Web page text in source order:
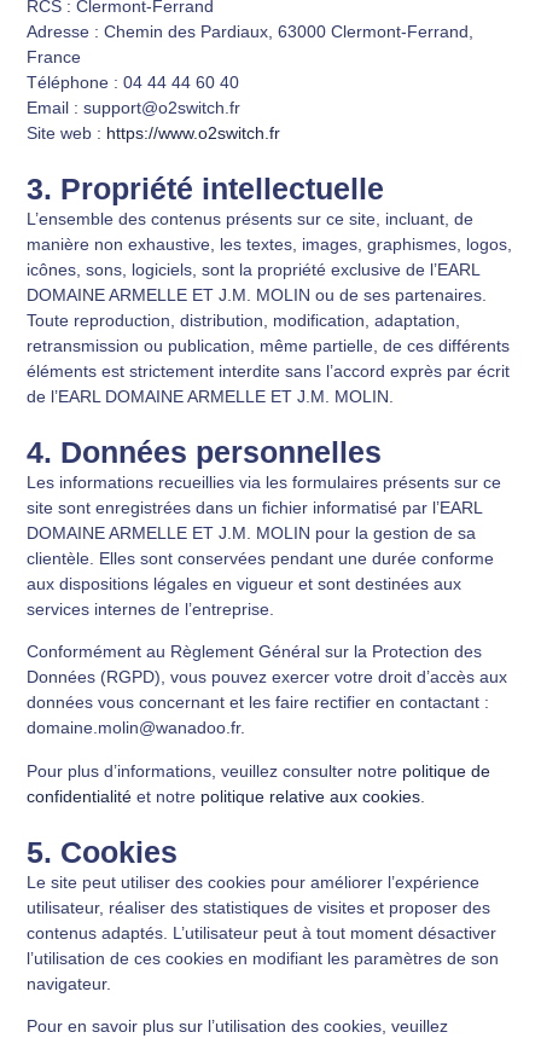
RCS : Clermont-Ferrand
Adresse : Chemin des Pardiaux, 63000 Clermont-Ferrand,
France
Téléphone : 04 44 44 60 40
Email :support@o2switch.fr
Site web : https://www.o2switch.fr
3. Propriété intellectuelle
L’ensemble des contenus présents sur ce site, incluant, de
manière non exhaustive, les textes, images, graphismes, logos,
icônes, sons, logiciels, sont la propriété exclusive de l’EARL
DOMAINE ARMELLE ET J.M. MOLIN ou de ses partenaires.
Toute reproduction, distribution, modification, adaptation,
retransmission ou publication, même partielle, de ces différents
éléments est strictement interdite sans l’accord exprès par écrit
de l’EARL DOMAINE ARMELLE ET J.M. MOLIN.
4. Données personnelles
Les informations recueillies via les formulaires présents sur ce
site sont enregistrées dans un fichier informatisé par l’EARL
DOMAINE ARMELLE ET J.M. MOLIN pour la gestion de sa
clientèle. Elles sont conservées pendant une durée conforme
aux dispositions légales en vigueur et sont destinées aux
services internes de l’entreprise.
Conformément au Règlement Général sur la Protection des
Données (RGPD), vous pouvez exercer votre droit d’accès aux
données vous concernant et les faire rectifier en contactant :
domaine.molin@wanadoo.fr.
Pour plus d’informations, veuillez consulter notre politique de
confidentialité et notre politique relative aux cookies
5. Cookies
Le site peut utiliser des cookies pour améliorer l’expérience
utilisateur, réaliser des statistiques de visites et proposer des
contenus adaptés. L’utilisateur peut à tout moment désactiver
l’utilisation de ces cookies en modifiant les paramètres de son
navigateur.
Pour en savoir plus sur l’utilisation des cookies, veuillez